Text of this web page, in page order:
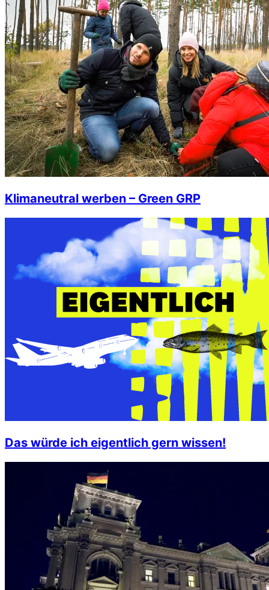
Klimaneutral werben – Green GRP
Das würde ich eigentlich gern wissen!